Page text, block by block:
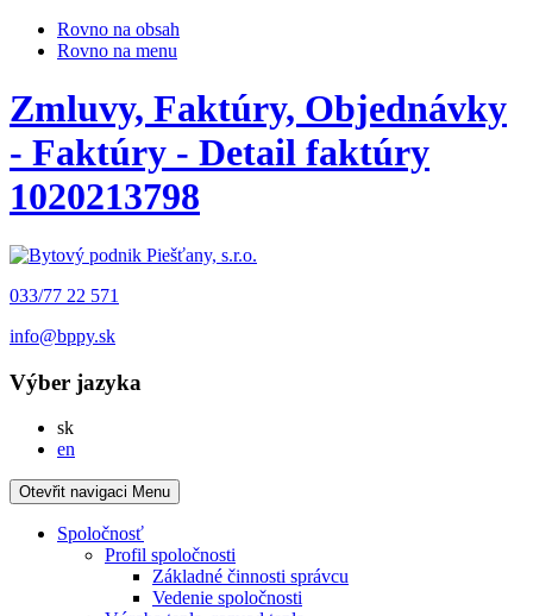
Rovno na obsah
Rovno na menu
Zmluvy, Faktúry, Objednávky
- Faktúry - Detail faktúry
1020213798
033/77 22 571
info@bppy.sk
Výber jazyka
skSlovensky
en
Otevřit navigaci Menu
Spoločnosť
Profil spoločnosti
Základné činnosti správcu
Vedenie spoločnosti